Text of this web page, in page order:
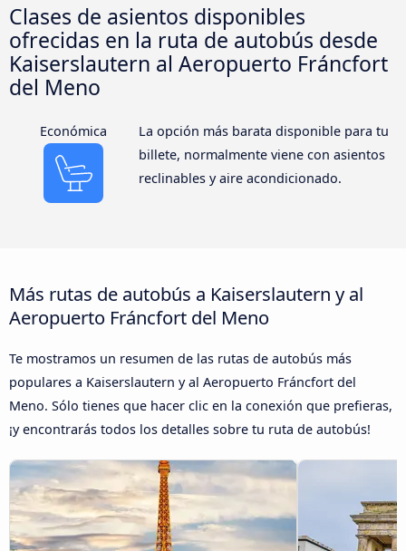
Clases de asientos disponibles
ofrecidas en la ruta de autobús desde
Kaiserslautern al Aeropuerto Fráncfort
del Meno
Económica
La opción más barata disponible para tu
billete, normalmente viene con asientos
reclinables y aire acondicionado.
Más rutas de autobús a Kaiserslautern y al
Aeropuerto Fráncfort del Meno
Te mostramos un resumen de las rutas de autobús más
populares a Kaiserslautern y al Aeropuerto Fráncfort del
Meno. Sólo tienes que hacer clic en la conexión que prefieras,
¡y encontrarás todos los detalles sobre tu ruta de autobús!